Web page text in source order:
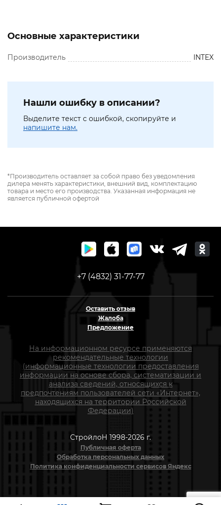
Основные характеристики
Производитель INTEX
Нашли ошибку в описании?
Выделите текст с ошибкой, скопируйте и
напишите нам.
*Производитель оставляет за собой право без уведомления
дилера менять характеристики, внешний вид, комплектацию
товара и место его производства. Указанная информация не
является публичной офертой
+7 (4832) 31-77-77
Оставить отзыв
Жалоба
Предложение
На информационном ресурсе применяются
рекомендательные технологии
(информационные технологии предоставления
информации на основе сбора, систематизации и
анализа сведений, относящихся к
предпочтениям пользователей сети «Интернет»,
находящихся на территории Российской
Федерации)
СтройлоН 1998-2026 г.
Публичная оферта
Обработка персональных данных
Политика конфиденциальности сервисов Яндекс